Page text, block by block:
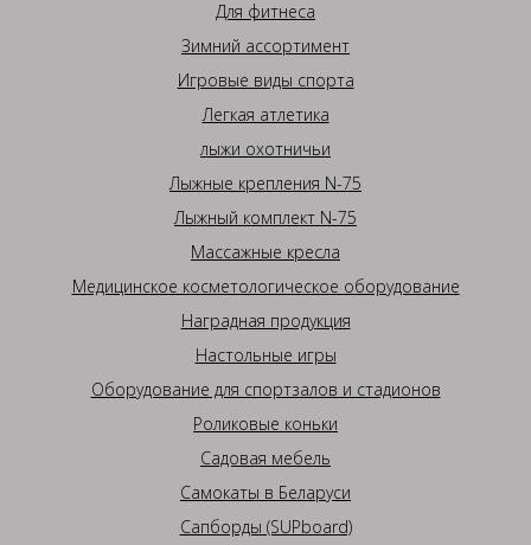
Для фитнеса
Зимний ассортимент
Игровые виды спорта
Легкая атлетика
лыжи охотничьи
Лыжные крепления N-75
Лыжный комплект N-75
Массажные кресла
Медицинское косметологическое оборудование
Наградная продукция
Настольные игры
Оборудование для спортзалов и стадионов
Роликовые коньки
Садовая мебель
Самокаты в Беларуси
Сапборды (SUPboard)